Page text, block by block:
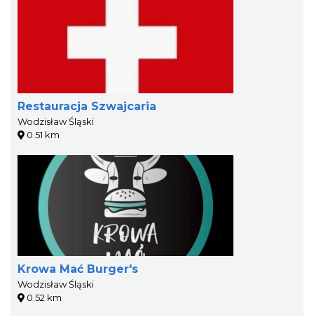
Restauracja Szwajcaria
Wodzisław Śląski
0.51 km
Krowa Mać Burger's
Wodzisław Śląski
0.52 km